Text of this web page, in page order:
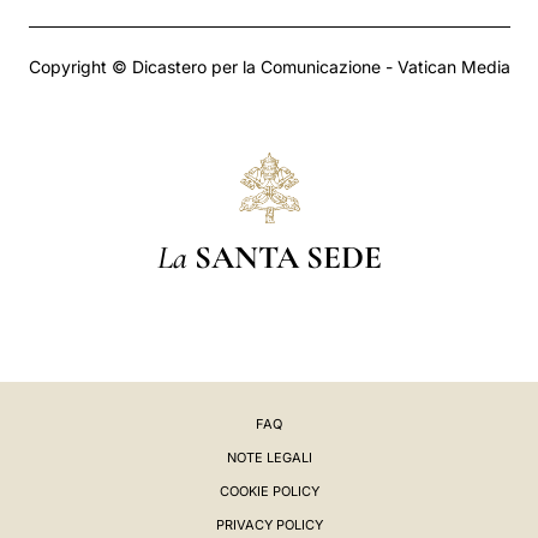
Copyright © Dicastero per la Comunicazione - Vatican Media
La SANTA SEDE
FAQ
NOTE LEGALI
COOKIE POLICY
PRIVACY POLICY